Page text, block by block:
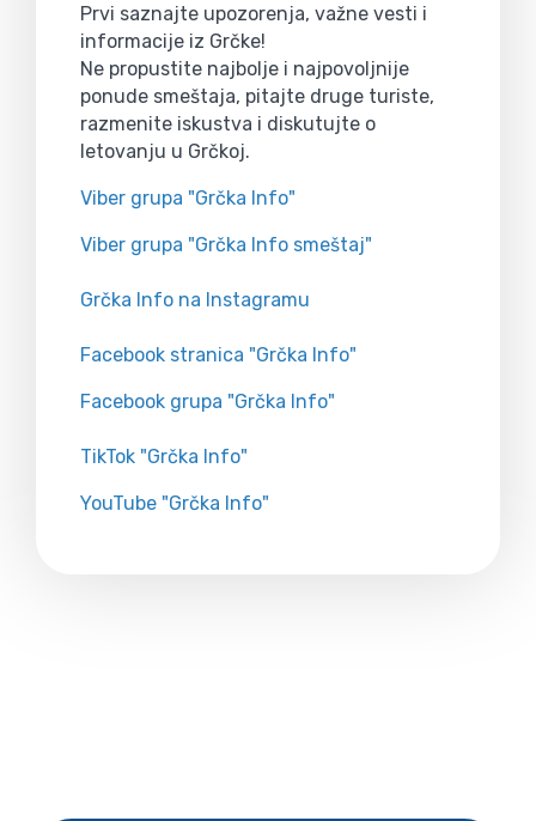
Prvi saznajte upozorenja, važne vesti i
informacije iz Grčke!
Ne propustite najbolje i najpovoljnije
ponude smeštaja, pitajte druge turiste,
razmenite iskustva i diskutujte o
letovanju u Grčkoj.
Viber grupa "Grčka Info"
Viber grupa "Grčka Info smeštaj"
Grčka Info na Instagramu
Facebook stranica "Grčka Info"
Facebook grupa "Grčka Info"
TikTok "Grčka Info"
YouTube "Grčka Info"